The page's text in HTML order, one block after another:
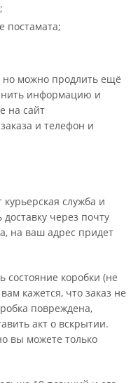
постамата;
но можно продлить ещё
информацию и
на сайт
и телефон и
служба и
через почту
на ваш адрес придет
коробки (не
кажется, что заказ не
повреждена,
акт о вскрытии.
вы можете только